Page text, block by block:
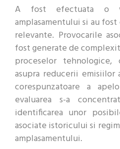
A fost efectuata o
amplasamentului si au
relevante. Provocarile
fost generate de
proceselor
asupra reducerii
corespunzatoare a
evaluarea s-a
identificarea unor
asociate istoricului si
amplasamentului.